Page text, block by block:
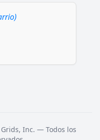
Inc. — Todos los